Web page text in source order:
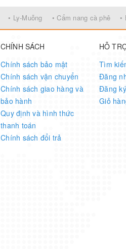
• Ly-Muỗng • Cẩm nang cà phê •
CHÍNH SÁCH
Chính sách bảo mật
Chính sách vận chuyển
Chính sách giao hàng và
bảo hành
Quy định và hình thức
thanh toán
Chính sách đổi trả
HỖ
Tìm
Đăng
Đăng ký
Giỏ